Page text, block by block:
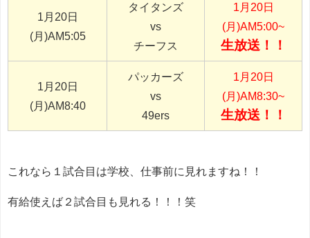
1月20日
(月)AM5:05
タイタンズ
vs
チーフス
1月20日
(月)AM5:00~
生放送！！
1月20日
(月)AM8:40
パッカーズ
vs
49ers
1月20日
(月)AM8:30~
生放送！！
これなら１試合目は学校、仕事前に見れますね！！
有給使えば２試合目も見れる！！！笑